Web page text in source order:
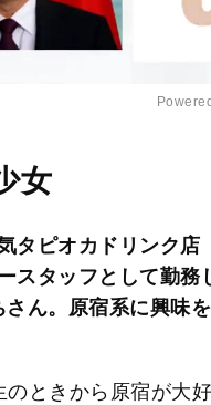
女
ピオカドリンク店
スタッフとして勤務
ん。原宿系に興味
ときから原宿が大